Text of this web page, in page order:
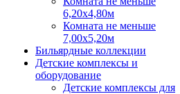
6,20х4,80м
Комната не меньше
7,00х5,20м
Бильярдные коллекции
Детские комплексы и
оборудование
Детские комплексы для